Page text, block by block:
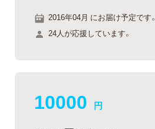
2016年04月 にお届け予定です。
24人が応援しています。
10000 円